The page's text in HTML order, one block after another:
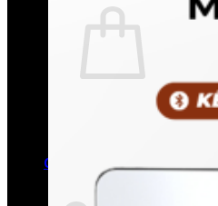
Chưa có
Quay trở lại cửa hàng
0